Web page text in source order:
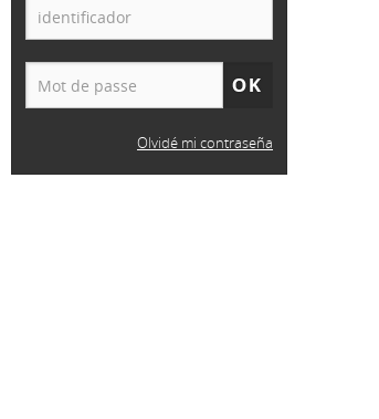
Olvidé mi contraseña